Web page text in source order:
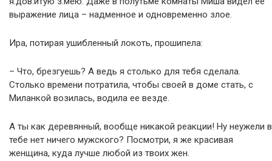
выражение лица – надменное и одновременно злое.
Ира, потирая ушибленный локоть, прошипела:
– Что, брезгуешь? А ведь я столько для тебя сделала.
Столько времени потратила, чтобы своей в доме стать, с
Миланкой возилась, водила ее везде.
А ты как деревянный, вообще никакой реакции! Ну неужели в
тебе нет ничего мужского? Посмотри, я же красивая
женщина, куда лучше любой из твоих жен.